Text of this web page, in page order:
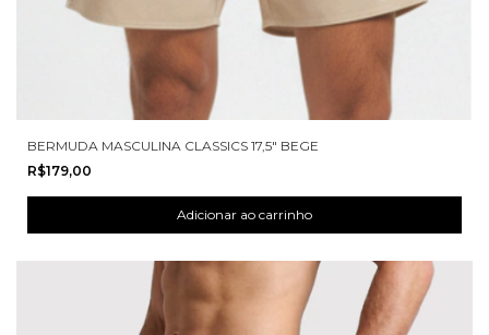
BERMUDA MASCULINA CLASSICS 17,5" BEGE
R$179,00